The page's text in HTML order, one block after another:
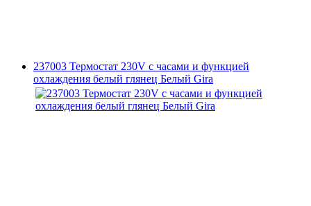
237003 Термостат 230V с часами и функцией
охлаждения белый глянец Белый Gira